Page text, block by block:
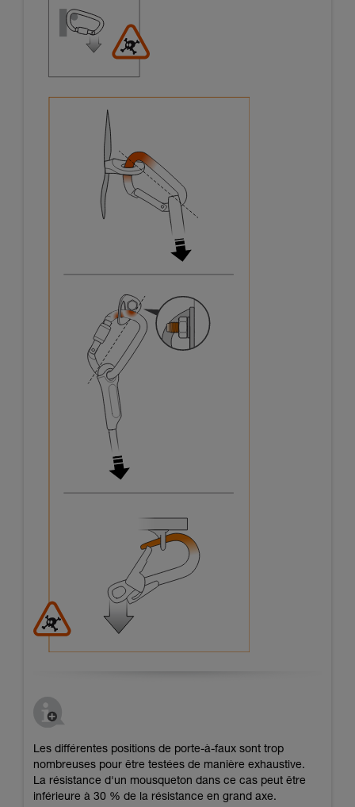
Les différentes positions de porte-à-faux sont trop
nombreuses pour être testées de manière exhaustive.
La résistance d'un mousqueton dans ce cas peut être
inférieure à 30 % de la résistance en grand axe.